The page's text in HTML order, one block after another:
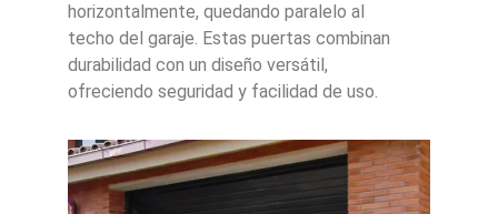
horizontalmente, quedando paralelo al
techo del garaje. Estas puertas combinan
durabilidad con un diseño versátil,
ofreciendo seguridad y facilidad de uso.